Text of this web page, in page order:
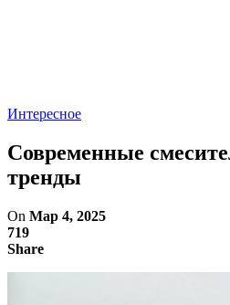
Интересное
Современные
тренды
On Мар 4, 2025
719
Share